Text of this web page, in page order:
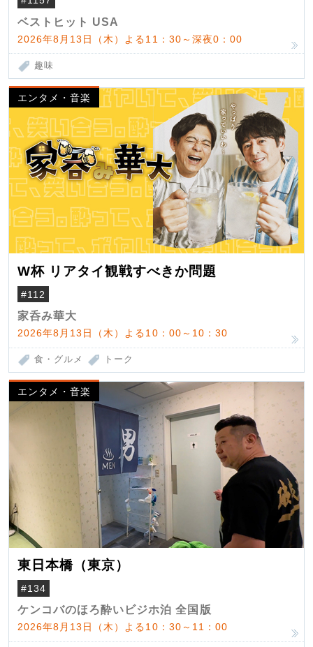
ベストヒット USA
2026年8月13日（木）よる11：30～深夜0：00
趣味
エンタメ・音楽
W杯 リアタイ観戦すべきか問題
#112
家呑み華大
2026年8月13日（木）よる10：00～10：30
食・グルメ トーク
エンタメ・音楽
東日本橋（東京）
#134
ケンコバのほろ酔いビジホ泊 全国版
2026年8月13日（木）よる10：30～11：00